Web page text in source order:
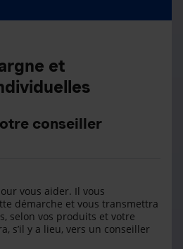
et
conseiller
vous aider. Il vous
démarche et vous transmettra
selon vos produits et votre
s’il y a lieu, vers un conseiller